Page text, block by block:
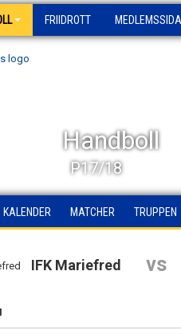
FRIIDROTT MEDLEMSSIDA
Handboll
P17/18
KALENDER MATCHER TRUPPEN
IFK Mariefred vs